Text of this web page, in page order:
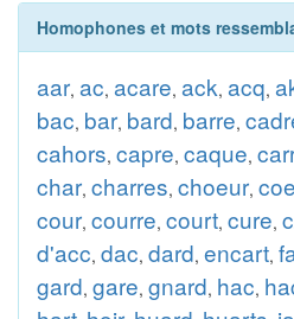
Homophones et mots
aar, ac, acare, ack, acq,
bac, bar, bard, barre,
cahors, capre, caque,
char, charres, choeur,
cour, courre, court, cure,
d'acc, dac, dard, encart,
gard, gare, gnard, hac,